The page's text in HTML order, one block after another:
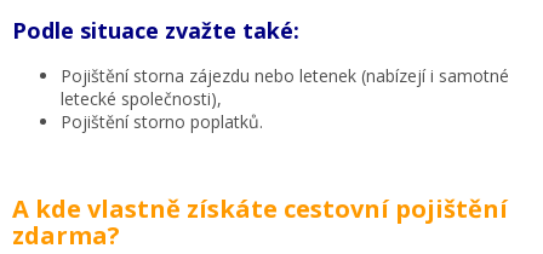
Podle situace zvažte také:
Pojištění storna zájezdu nebo letenek (nabízejí i samotné
letecké společnosti),
Pojištění storno poplatků.
A kde vlastně získáte cestovní pojištění
zdarma?